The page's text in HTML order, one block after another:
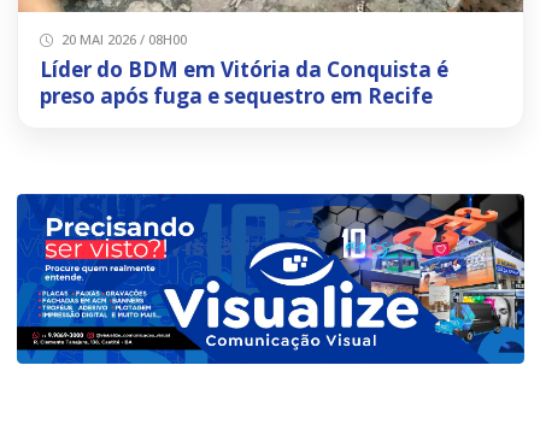
20 MAI 2026 / 08H00
Líder do BDM em Vitória da Conquista é
preso após fuga e sequestro em Recife